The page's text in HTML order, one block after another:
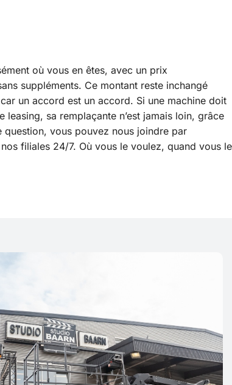
où vous en êtes, avec un prix
suppléments. Ce montant reste inchangé
un accord est un accord. Si une machine doit
sa remplaçante n’est jamais loin, grâce
question, vous pouvez nous joindre par
filiales 24/7. Où vous le voulez, quand vous le